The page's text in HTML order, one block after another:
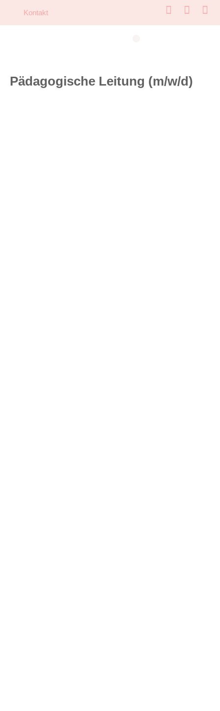
Kontakt
Pädagogische Leitung (m/w/d)